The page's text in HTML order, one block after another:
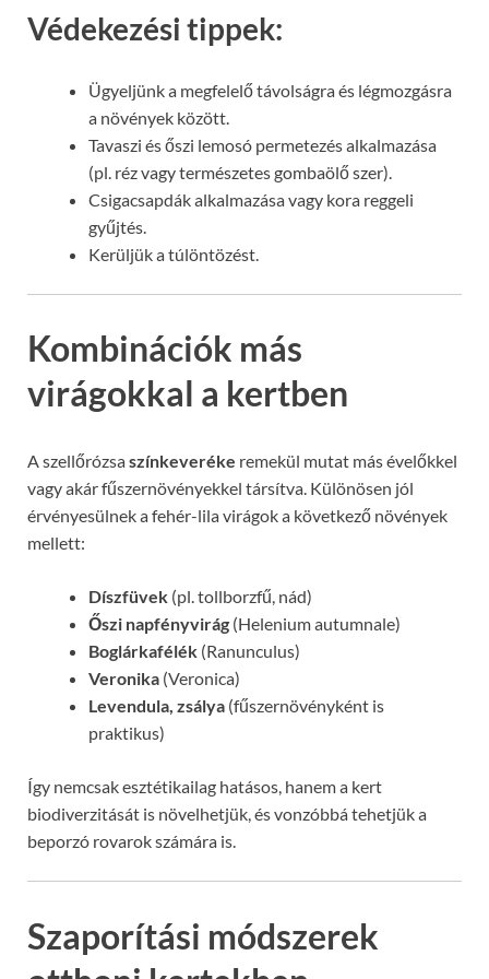
Védekezési tippek:
Ügyeljünk a megfelelő távolságra és légmozgásra
a növények között.
Tavaszi és őszi lemosó permetezés alkalmazása
(pl. réz vagy természetes gombaölő szer).
Csigacsapdák alkalmazása vagy kora reggeli
gyűjtés.
Kerüljük a túlöntözést.
Kombinációk más
virágokkal a kertben
A szellőrózsaszínkeveréke remekül mutat más évelőkkel
vagy akár fűszernövényekkel társítva. Különösen jól
érvényesülnek a fehér-lila virágok a következő növények
mellett:
Díszfüvek (pl. tollborzfű, nád)
Őszi napfényvirág (Helenium autumnale)
Boglárkafélék (Ranunculus)
Veronika (Veronica)
Levendula, zsálya (fűszernövényként is
praktikus)
Így nemcsak esztétikailag hatásos, hanem a kert
biodiverzitását is növelhetjük, és vonzóbbá tehetjük a
beporzó rovarok számára is.
Szaporítási módszerek